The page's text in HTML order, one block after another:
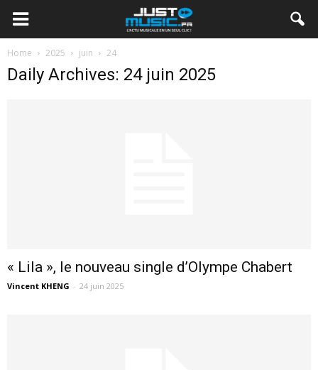
Home 2025 juin 24
Daily Archives: 24 juin 2025
« Lila », le nouveau single d’Olympe Chabert
Vincent KHENG - 24 juin 2025